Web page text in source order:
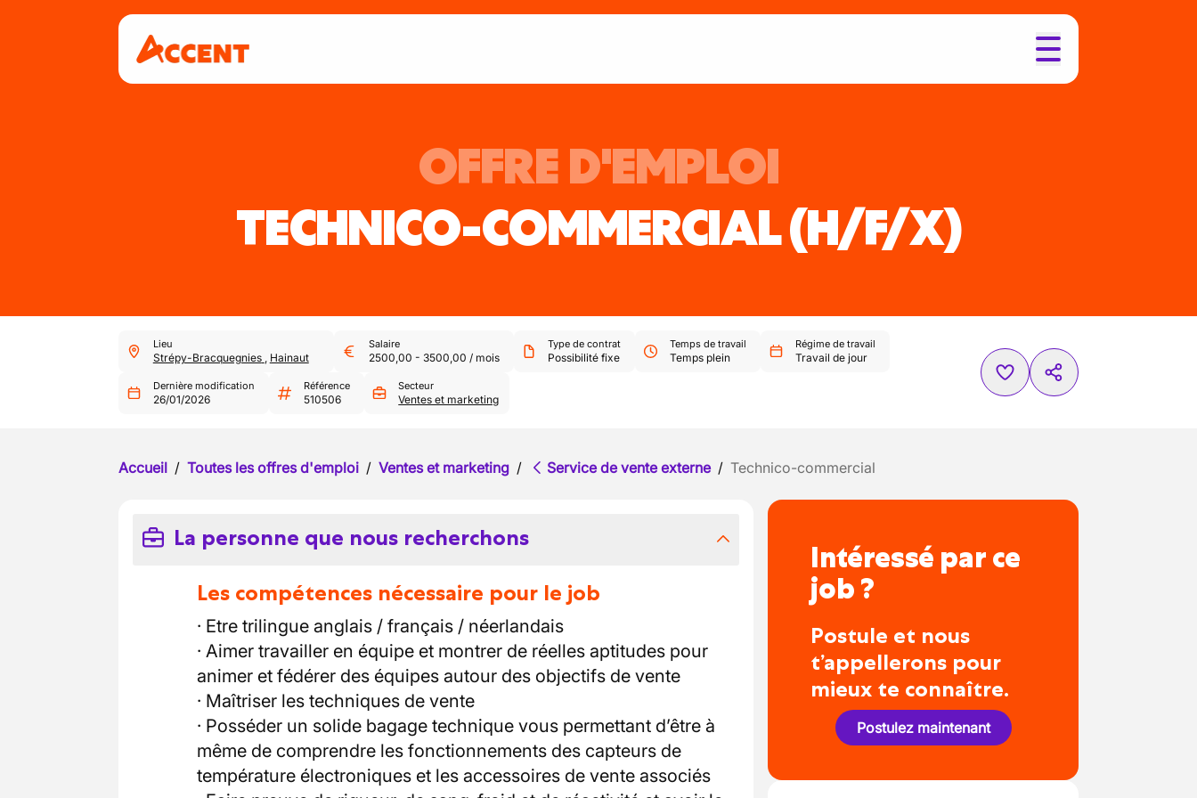
OFFRE D'EMPLOI
TECHNICO-COMMERCIAL(H/F/X)
Lieu
Strépy-Bracquegnies , Hainaut
Salaire
2500,00 - 3500,00 / mois
Type de contrat
Possibilité fixe
Temps de travail
Temps plein
Régime de travail
Travail de jour
Dernière modification
26/01/2026
Référence
510506
Secteur
Ventes et marketing
Accueil / Toutes les offres d'emploi / Ventes et marketing / Service de vente externe / Technico-commercial
La personne que nous recherchons
Les compétences nécessaire pour le job
· Etre trilingue anglais / français / néerlandais
· Aimer travailler en équipe et montrer de réelles aptitudes pour
animer et fédérer des équipes autour des objectifs de vente
· Maîtriser les techniques de vente
· Posséder un solide bagage technique vous permettant d’être à
même de comprendre les fonctionnements des capteurs de
température électroniques et les accessoires de vente associés
Intéressé par ce
job ?
Postule et nous
t’appellerons pour
mieux te connaître.
Postulez maintenant